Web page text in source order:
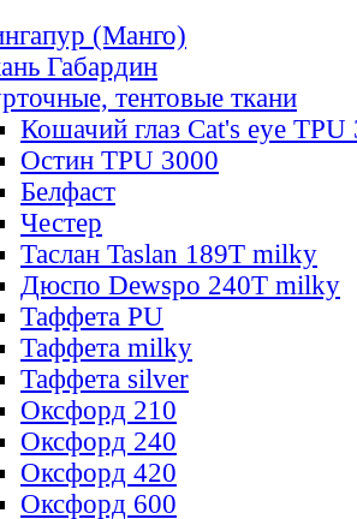
(Манго)
Габардин
тентовые ткани
Кошачий глаз Cat's eye TPU
Остин TPU 3000
Белфаст
Честер
Таслан Taslan 189T milky
Дюспо Dewspo 240T milky
Таффета PU
Таффета milky
Таффета silver
Оксфорд 210
Оксфорд 240
Оксфорд 420
Оксфорд 600